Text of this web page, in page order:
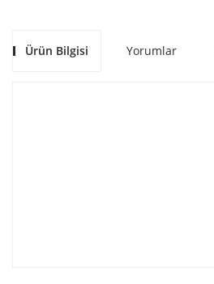
Ürün Bilgisi Yorumlar